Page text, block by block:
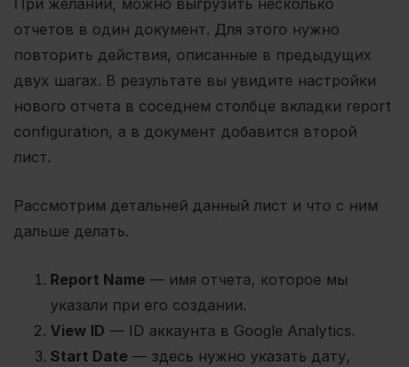
При желании, можно выгрузить несколько
отчетов в один документ. Для этого нужно
повторить действия, описанные в предыдущих
двух шагах. В результате вы увидите настройки
нового отчета в соседнем столбце вкладки report
configuration, а в документ добавится второй
лист.
Рассмотрим детальней данный лист и что с ним
дальше делать.
Report Name — имя отчета, которое мы
указали при его создании.
View ID — ID аккаунта в Google Analytics.
Start Date — здесь нужно указать дату,